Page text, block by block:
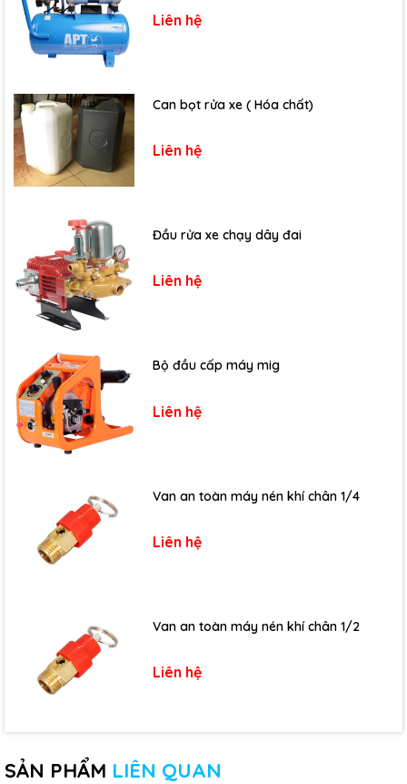
Liên hệ
Can bọt rửa xe ( Hóa chất)
Liên hệ
Đầu rửa xe chạy dây đai
Liên hệ
Bộ đầu cấp máy mig
Liên hệ
Van an toàn máy nén khí chân 1/4
Liên hệ
Van an toàn máy nén khí chân 1/2
Liên hệ
SẢN PHẨM LIÊN QUAN